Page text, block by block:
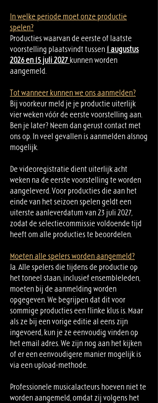
In welke periode moet onze productie
spelen?
Producties waarvan de eerste of laatste
voorstelling plaatsvindt tussen 1 augustus
2026 en 15 juli 2027 kunnen worden
aangemeld.
Tot wanneer kunnen we ons aanmelden?
Bij voorkeur meld je je productie uiterlijk
vier weken vóór de eerste voorstelling aan.
Ben je later? Neem dan gerust contact met
ons op. In veel gevallen is aanmelden alsnog
mogelijk.
De videoregistratie dient uiterlijk acht
weken na de eerste voorstelling te worden
aangeleverd. Voor producties die aan het
einde van het seizoen spelen geldt een
uiterste aanleverdatum van 23 juli 2027,
zodat de selectiecommissie voldoende tijd
heeft om alle producties te beoordelen.
Moeten alle spelers worden aangemeld?
Ja. Alle spelers die tijdens de productie op
het toneel staan, inclusief ensembleleden,
moeten bij de aanmelding worden
opgegeven. We begrijpen dat dit voor
sommige producties een flinke klus is. Maar
als ze bij een vorige editie al eens zijn
ingevoerd, kun je ze eenvoudig vinden op
het email adres. We zijn nog aan het kijken
of er een eenvoudigere manier mogelijk is
via een upload-methode.
Professionele musicalacteurs hoeven niet te
worden aangemeld, omdat zij volgens het